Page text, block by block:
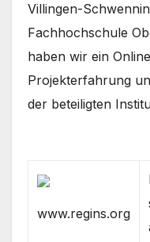
Villingen-
Fachhochschule
haben wir ein
Projekterfahrung
der beteiligten
www.regins.org